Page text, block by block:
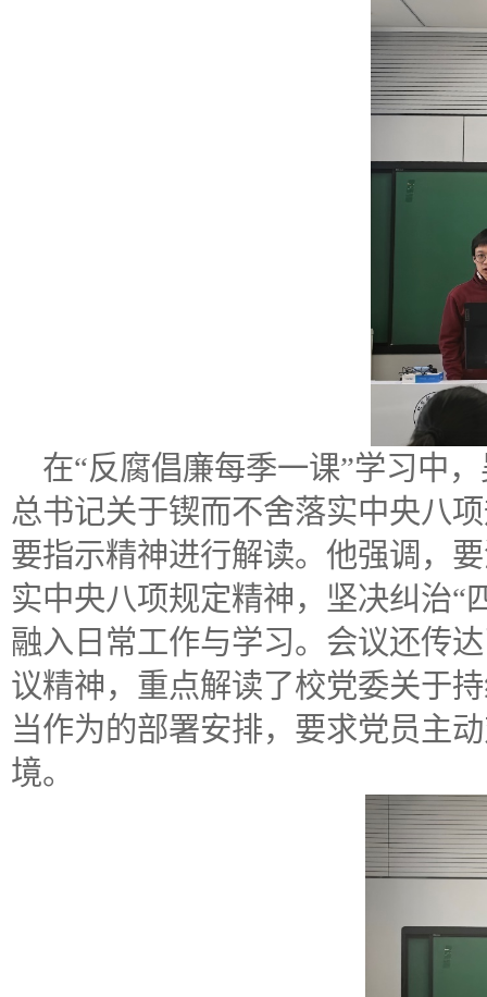
在“反腐倡廉每季一课”学习中
总书记关于锲而不舍落实中央八
要指示精神进行解读。他强调，
实中央八项规定精神，坚决纠治“
融入日常工作与学习。会议还传
议精神，重点解读了校党委关于
当作为的部署安排，要求党员主
境。